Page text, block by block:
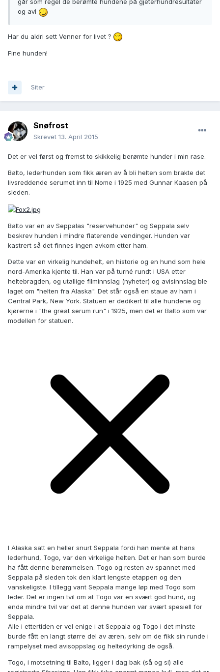
går som regel de berømte hundene på gjeterhundresultater
og avl
Har du aldri sett Venner for livet ?
Fine hunden!
Siter
Snøfrost
Skrevet 13. April 2015
Det er vel først og fremst to skikkelig berømte hunder i min rase.
Balto, lederhunden som fikk æren av å bli helten som brakte det
livsreddende serumet inn til Nome i 1925 med Gunnar Kaasen på
sleden.
Balto var en av Seppalas "reservehunder" og Seppala selv
beskrev hunden i mindre flaterende vendinger. Hunden var
kastrert så det finnes ingen avkom etter ham.
Dette var en virkelig hundehelt, en historie og en hund som hele
nord-Amerika kjente til. Han var på turné rundt i USA etter
heltebragden, og utallige filminnslag (nyheter) og avisinnslag ble
laget om "helten fra Alaska". Det står også en staue av ham i
Central Park, New York. Statuen er dedikert til alle hundene og
kjørerne i "the great serum run" i 1925, men det er Balto som var
modellen for statuen.
I Alaska satt en heller snurt Seppala fordi han mente at hans
lederhund, Togo, var den virkelige helten. Det er han som burde
ha fått denne berømmelsen. Togo og resten av spannet med
Seppala på sleden tok den klart lengste etappen og den
vanskeligste. I tillegg vant Seppala mange løp med Togo som
leder. Det er ingen tvil om at Togo var en svært god hund, og
enda mindre tvil var det at denne hunden var svært spesiell for
Seppala.
Alle i ettertiden er vel enige i at Seppala og Togo i det minste
burde fått en langt større del av æren, selv om de fikk sin runde i
rampelyset med avisoppslag og heltedyrking de også.
Togo, i motsetning til Balto, ligger i dag bak (så og si) alle